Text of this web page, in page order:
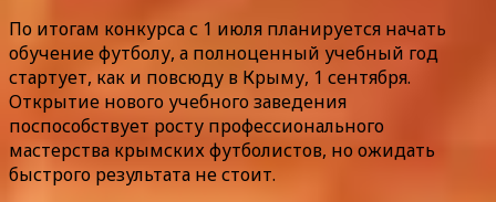
По итогам конкурса с 1 июля планируется начать
обучение футболу, а полноценный учебный год
стартует, как и повсюду в Крыму, 1 сентября.
Открытие нового учебного заведения
поспособствует росту профессионального
мастерства крымских футболистов, но ожидать
быстрого результата не стоит.